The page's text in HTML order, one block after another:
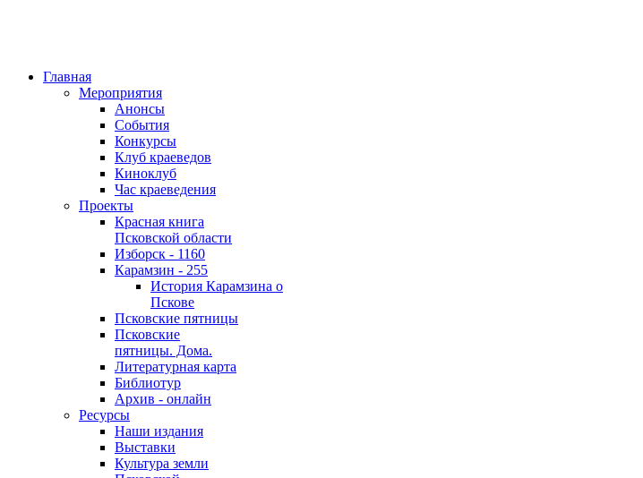
Главная
Мероприятия
Анонсы
События
Конкурсы
Клуб краеведов
Киноклуб
Час краеведения
Проекты
Красная книга
Псковской области
Изборск - 1160
Карамзин - 255
История Карамзина о
Пскове
Псковские пятницы
Псковские
пятницы. Дома.
Литературная карта
Библиотур
Архив - онлайн
Ресурсы
Наши издания
Выставки
Культура земли